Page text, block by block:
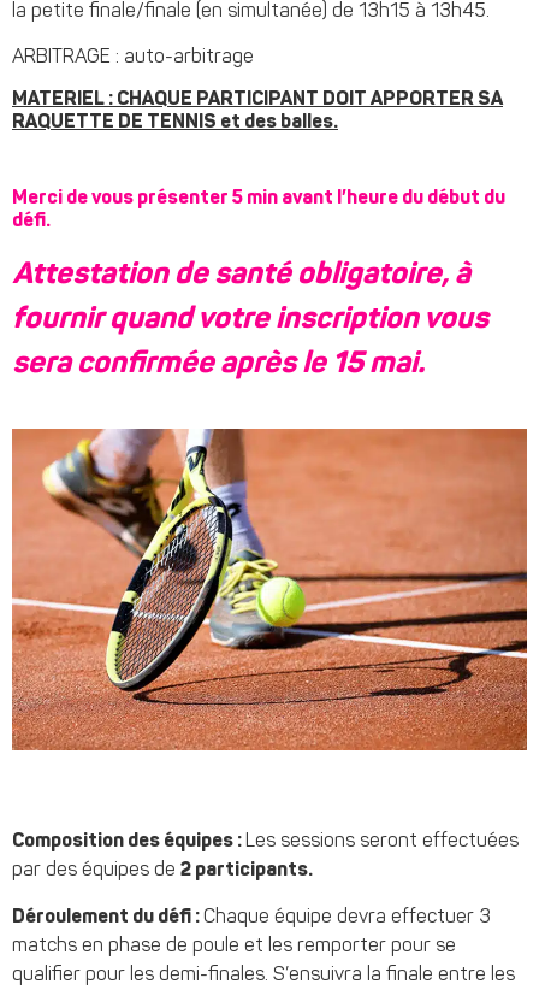
la petite finale/finale (en simultanée) de 13h15 à 13h45.
ARBITRAGE : auto-arbitrage
MATERIEL : CHAQUE PARTICIPANT DOIT APPORTER SA
RAQUETTE DE TENNIS et des balles.
Merci de vous présenter 5 min avant l’heure du début du
défi.
Attestation de santéobligatoire, à
fournir quand votre inscription vous
sera confirmée après le 15 mai.
Composition des équipes :Les sessions seront effectuées
par des équipes de 2 participants.
Déroulement du défi :Chaque équipe devra effectuer 3
matchs en phase de poule et les remporter pour se
qualifier pour les demi-finales. S’ensuivra la finale entre les